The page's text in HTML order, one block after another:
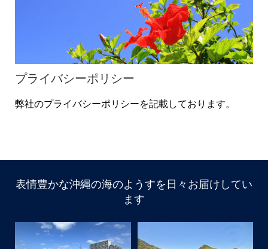
プライバシーポリシー
弊社のプライバシーポリシーを記載しております。
表情豊かな沖縄の海のようすを日々お届けしてい
ます